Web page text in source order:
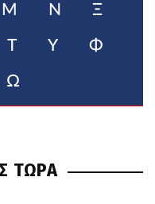
Μ Ν Ξ
Τ Υ Φ
Ω
ΤΩΡΑ